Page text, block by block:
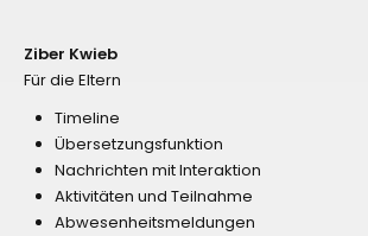
Ziber Kwieb
Für die Eltern
Timeline
Übersetzungsfunktion
Nachrichten mit Interaktion
Aktivitäten und Teilnahme
Abwesenheitsmeldungen